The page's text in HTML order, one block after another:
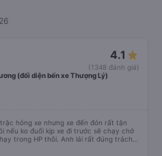
4.1
(1348 đánh giá)
(đối diện bến xe Thượng Lý)
hỏng xe nhưng xe đến đón rất tận
nếu ko đuổi kịp xe đi trước sẽ chạy chở
trong HP thôi. Anh lái rất đúng trách
đầu. Sẽ ủng hộ xe dài dài. P/s: xe